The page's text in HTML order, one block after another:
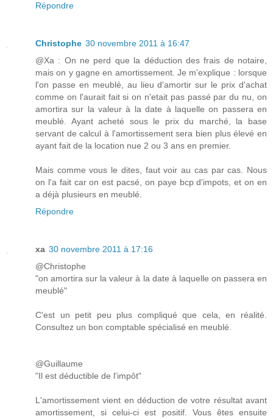
Répondre
Christophe 30 novembre 2011 à 16:47
@Xa : On ne perd que la déduction des frais de notaire,
mais on y gagne en amortissement. Je m'explique : lorsque
l'on passe en meublé, au lieu d'amortir sur le prix d'achat
comme on l'aurait fait si on n'etait pas passé par du nu, on
amortira sur la valeur à la date à laquelle on passera en
meublé. Ayant acheté sous le prix du marché, la base
servant de calcul à l'amortissement sera bien plus élevé en
ayant fait de la location nue 2 ou 3 ans en premier.
Mais comme vous le dites, faut voir au cas par cas. Nous
on l'a fait car on est pacsé, on paye bcp d'impots, et on en
a déjà plusieurs en meublé.
Répondre
xa 30 novembre 2011 à 17:16
@Christophe
"on amortira sur la valeur à la date à laquelle on passera en
meublé"
C'est un petit peu plus compliqué que cela, en réalité.
Consultez un bon comptable spécialisé en meublé.
@Guillaume
"Il est déductible de l'impôt"
L'amortissement vient en déduction de votre résultat avant
amortissement, si celui-ci est positif. Vous êtes ensuite